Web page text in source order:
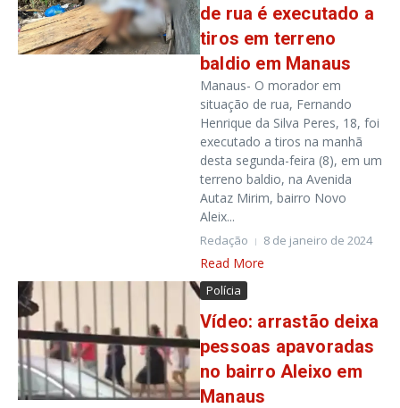
de rua é executado a
tiros em terreno
baldio em Manaus
Manaus- O morador em
situação de rua, Fernando
Henrique da Silva Peres, 18, foi
executado a tiros na manhã
desta segunda-feira (8), em um
terreno baldio, na Avenida
Autaz Mirim, bairro Novo
Aleix...
Redação 8 de janeiro de 2024
Read More
Polícia
Vídeo: arrastão deixa
pessoas apavoradas
no bairro Aleixo em
Manaus